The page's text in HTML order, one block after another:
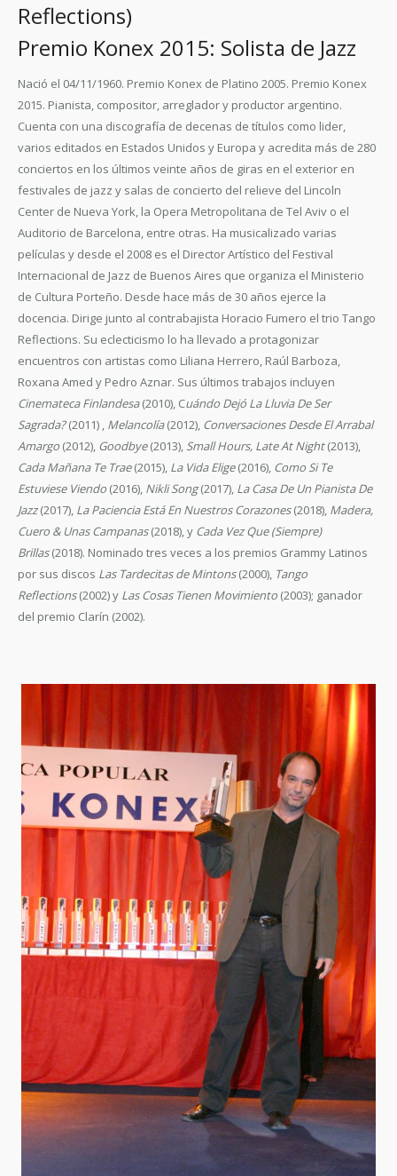
Reflections)
Premio Konex 2015: Solista de Jazz
Nació el 04/11/1960. Premio Konex de Platino 2005. Premio Konex
2015. Pianista, compositor, arreglador y productor argentino.
Cuenta con una discografía de decenas de títulos como lider,
varios editados en Estados Unidos y Europa y acredita más de 280
conciertos en los últimos veinte años de giras en el exterior en
festivales de jazz y salas de concierto del relieve del Lincoln
Center de Nueva York, la Opera Metropolitana de Tel Aviv o el
Auditorio de Barcelona, entre otras. Ha musicalizado varias
películas y desde el 2008 es el Director Artístico del Festival
Internacional de Jazz de Buenos Aires que organiza el Ministerio
de Cultura Porteño. Desde hace más de 30 años ejerce la
docencia. Dirige junto al contrabajista Horacio Fumero el trio Tango
Reflections. Su eclecticismo lo ha llevado a protagonizar
encuentros con artistas como Liliana Herrero, Raúl Barboza,
Roxana Amed y Pedro Aznar. Sus últimos trabajos incluyen
Cinemateca Finlandesa(2010), Cuándo Dejó La Lluvia De Ser
Sagrada?(2011) , Melancolía(2012), Conversaciones Desde El Arrabal
Amargo (2012), Goodbye(2013), Small Hours, Late At Night(2013),
Cada Mañana Te Trae(2015), La Vida Elige(2016), Como Si Te
Estuviese Viendo (2016), Nikli Song(2017), La Casa De Un Pianista De
Jazz(2017), La Paciencia Está En Nuestros Corazones(2018), Madera,
Cuero & Unas Campanas(2018), y Cada Vez Que (Siempre)
Brillas(2018). Nominado tres veces a los premios Grammy Latinos
por sus discos Las Tardecitas de Mintons(2000), Tango
Reflections(2002) y Las Cosas Tienen Movimiento (2003); ganador
del premio Clarín (2002).